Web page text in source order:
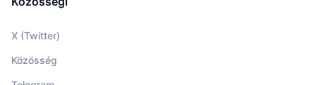
X (Twitter)
Közösség